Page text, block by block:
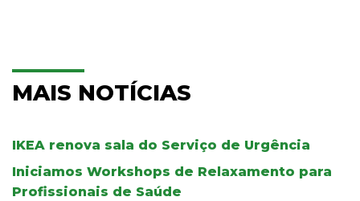
MAIS NOTÍCIAS
IKEA renova sala do Serviço de Urgência
Iniciamos Workshops de Relaxamento para
Profissionais de Saúde